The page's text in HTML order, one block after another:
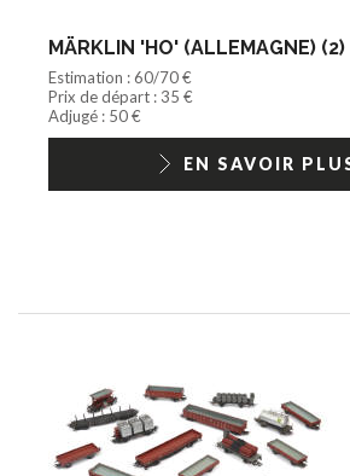
MÄRKLIN 'HO' (ALLEMAGNE) (2)
Estimation : 60/70 €
Prix de départ : 35 €
Adjugé : 50 €
EN SAVOIR